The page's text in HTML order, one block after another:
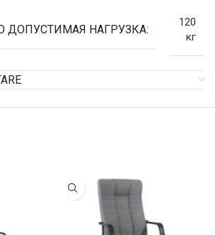
ДОПУСТИМАЯ НАГРУЗКА:
120
кг